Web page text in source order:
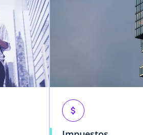
attach_money